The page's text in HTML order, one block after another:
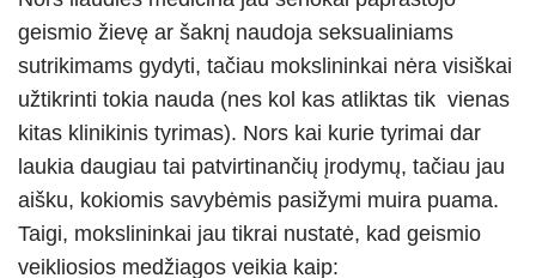
geismio žievę ar šaknį naudoja seksualiniams
sutrikimams gydyti, tačiau mokslininkai nėra visiškai
užtikrinti tokia nauda (nes kol kas atliktas tik vienas
kitas klinikinis tyrimas). Nors kai kurie tyrimai dar
laukia daugiau tai patvirtinančių įrodymų, tačiau jau
aišku, kokiomis savybėmis pasižymi muira puama.
Taigi, mokslininkai jau tikrai nustatė, kad geismio
veikliosios medžiagos veikia kaip: